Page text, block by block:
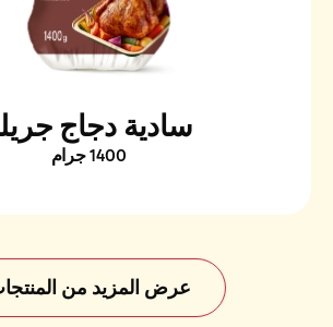
سادية دجاج
1400 جرام
عرض المزيد من